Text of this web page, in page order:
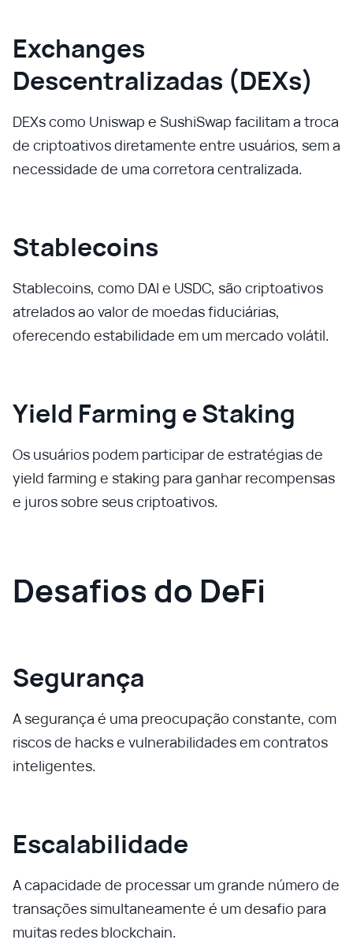
Exchanges
Descentralizadas (DEXs)
DEXs como Uniswap e SushiSwap facilitam a troca
de criptoativos diretamente entre usuários, sem a
necessidade de uma corretora centralizada.
Stablecoins
Stablecoins, como DAI e USDC, são criptoativos
atrelados ao valor de moedas fiduciárias,
oferecendo estabilidade em um mercado volátil.
Yield Farming e Staking
Os usuários podem participar de estratégias de
yield farming e staking para ganhar recompensas
e juros sobre seus criptoativos.
Desafios do DeFi
Segurança
A segurança é uma preocupação constante, com
riscos de hacks e vulnerabilidades em contratos
inteligentes.
Escalabilidade
A capacidade de processar um grande número de
transações simultaneamente é um desafio para
muitas redes blockchain.